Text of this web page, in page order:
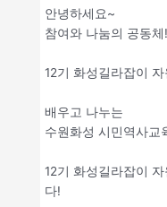
안녕하세요~
참여와 나눔의 공동
12기 화성길라잡이
배우고 나누는
수원화성 시민역사교
12기 화성길라잡이
다!